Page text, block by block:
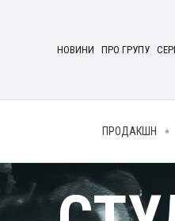
НОВИНИ ПРО ГРУПУ
ПРОДАКШН